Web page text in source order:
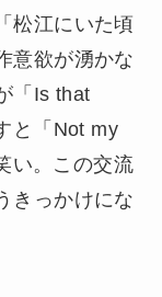
松江にいた頃
意欲が湧かな
「Is that
と「Not my
い。この交流
きっかけにな